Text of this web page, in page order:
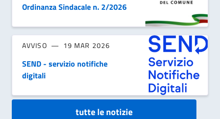
Ordinanza Sindacale n. 2/2026
AVVISO 19 MAR 2026
SEND - servizio notifiche
digitali
tutte le notizie